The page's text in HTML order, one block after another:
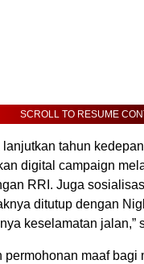
SCROLL TO RESUME
tahun
digital campaign
RRI. Juga
ditutup dengan
keselamatan jalan,”
permohonan maaf